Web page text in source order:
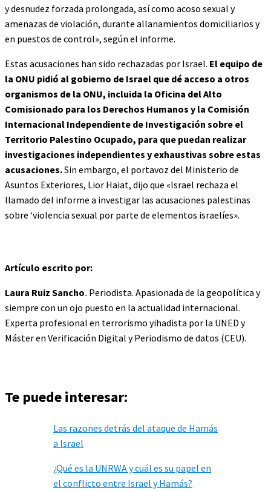
y desnudez forzada prolongada, así como acoso sexual y
amenazas de violación, durante allanamientos domiciliarios y
en puestos de control», según el informe.
Estas acusaciones han sido rechazadas por Israel. El equipo de
la ONU pidió al gobierno de Israel que dé acceso a otros
organismos de la ONU, incluida la Oficina del Alto
Comisionado para los Derechos Humanos y la Comisión
Internacional Independiente de Investigación sobre el
Territorio Palestino Ocupado, para que puedan realizar
investigaciones independientes y exhaustivas sobre estas
acusaciones.Sin embargo, el portavoz del Ministerio de
Asuntos Exteriores, Lior Haiat, dijo que «Israel rechaza el
llamado del informe a investigar las acusaciones palestinas
sobre ‘violencia sexual por parte de elementos israelíes».
Artículo escrito por:
Laura Ruiz Sancho. Periodista. Apasionada de la geopolítica y
siempre con un ojo puesto en la actualidad internacional.
Experta profesional en terrorismo yihadista por la UNED y
Máster en Verificación Digital y Periodismo de datos (CEU).
Te puede interesar:
Las razones detrás del ataque de Hamás
a Israel
¿Qué es la UNRWA y cuál es su papel en
el conflicto entre Israel y Hamás?